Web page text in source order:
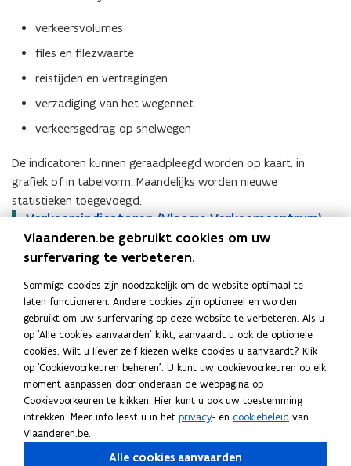
a
t
p
o
t
a
l
V
e
k
e
e
r
s
g
e
e
v
e
n
s
n
i
u
w
e
s
t
e
r
a
t
p
o
t
a
l
V
e
k
e
e
r
s
g
e
e
v
e
n
s
verkeersvolumes
files en filezwaarte
reistijden en vertragingen
verzadiging van het wegennet
verkeersgedrag op snelwegen
De indicatoren kunnen geraadpleegd worden op kaart, in
grafiek of in tabelvorm. Maandelijks worden nieuwe
statistieken toegevoegd.
V
e
k
e
e
r
s
i
n
d
i
c
a
o
p
n
t
i
n
n
i
e
u
w
v
e
Verkeersindicatoren (Vlaams Verkeerscentrum)
V
e
k
e
e
r
s
i
n
d
i
c
a
t
Studies en jaarrapporten
Het Vlaams Verkeerscentrum publiceert jaarlijks rapporten met
analyses en evoluties van het verkeer op de Vlaamse
snelwegen. De rapporten bevatten cijfers over verkeersdrukte,
files, reistijden, vrachtverkeer en regionale verschillen.
Ook fietsverkeer wordt opgevolgd via vaste fietstellers langs
gewestwegen. De rapporten over fietstellingen geven inzicht in
evoluties van fietsgebruik op het Bovenlokaal Functioneel
Fietsroutenetwerk.
S
o
Studies (Vlaams Verkeerscentrum)
S
Vlaanderen.be gebruikt cookies om uw
surfervaring te verbeteren.
Sommige cookies zijn noodzakelijk om de website optimaal te
laten functioneren. Andere cookies zijn optioneel en worden
gebruikt om uw surfervaring op deze website te verbeteren. Als u
op 'Alle cookies aanvaarden' klikt, aanvaardt u ook de optionele
cookies. Wilt u liever zelf kiezen welke cookies u aanvaardt? Klik
op 'Cookievoorkeuren beheren'. U kunt uw cookievoorkeuren op elk
moment aanpassen door onderaan de webpagina op
Cookievoorkeuren te klikken. Hier kunt u ook uw toestemming
intrekken. Meer info leest u in het privacy- en cookiebeleid van
Vlaanderen.be.
Alle cookies aanvaarden